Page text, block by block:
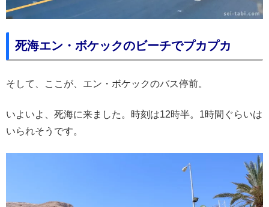
死海エン・ボケックのビーチでプカプカ
そして、ここが、エン・ボケックのバス停前。
いよいよ、死海に来ました。時刻は12時半。1時間ぐらいは
いられそうです。